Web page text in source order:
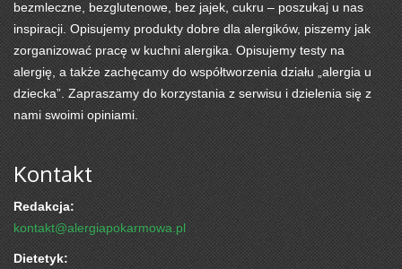
bezmleczne, bezglutenowe, bez jajek, cukru – poszukaj u nas
inspiracji. Opisujemy produkty dobre dla alergików, piszemy jak
zorganizować pracę w kuchni alergika. Opisujemy testy na
alergię, a także zachęcamy do współtworzenia działu „alergia u
dziecka”. Zapraszamy do korzystania z serwisu i dzielenia się z
nami swoimi opiniami.
Kontakt
Redakcja:
kontakt@alergiapokarmowa.pl
Dietetyk: